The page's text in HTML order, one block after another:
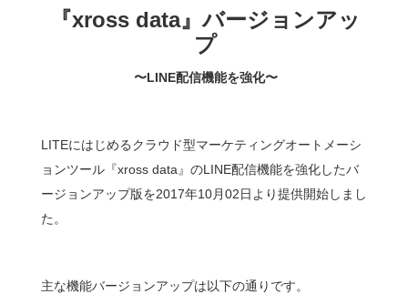
『xross data』バージョンアッ
プ
〜LINE配信機能を強化〜
LITEにはじめるクラウド型マーケティングオートメーシ
ョンツール『xross data』のLINE配信機能を強化したバ
ージョンアップ版を2017年10月02日より提供開始しまし
た。
主な機能バージョンアップは以下の通りです。